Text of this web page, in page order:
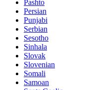
Pashto
Persian
Punjabi
Serbian
Sesotho
Sinhala
Slovak
Slovenian
Somali
Samoan